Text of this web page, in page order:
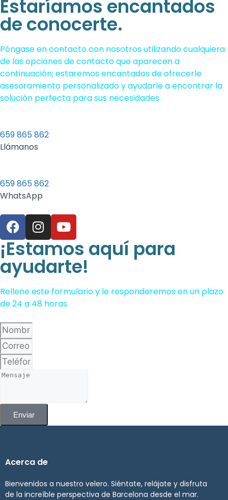
Estaríamos encantados
de conocerte.
Póngase en contacto con nosotros utilizando cualquiera
de las opciones de contacto que aparecen a
continuación; estaremos encantados de ofrecerle
asesoramiento personalizado y ayudarle a encontrar la
solución perfecta para sus necesidades.
659 865 862
Llámanos
659 865 862
WhatsApp
¡Estamos aquí para
ayudarte!
Rellene este formulario y le responderemos en un plazo
de 24 a 48 horas.
Enviar
Acerca de
Bienvenidos a nuestro velero. Siéntate, relájate y disfruta
de la increíble perspectiva de Barcelona desde el mar.